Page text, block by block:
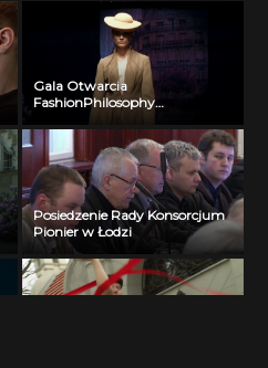
Gala Otwarcia
FashionPhilosophy
Lato/Wiosna 2013
Posiedzenie Rady Konsorcjum
Pionier w Łodzi